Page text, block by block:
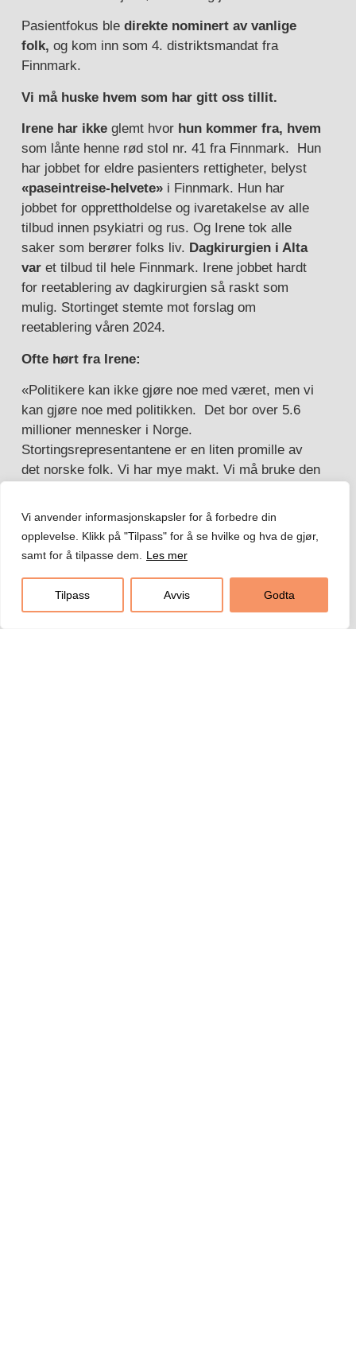
Vi anvender informasjonskapsler for å forbedre din
opplevelse. Klikk på "Tilpass" for å se hvilke og hva de gjør,
samt for å tilpasse dem.
Les mer
Tilpass Avvis Godta
Pasientfokus ble direkte nominert av vanlige
folk, og kom inn som 4. distriktsmandat fra
Finnmark.
Vi må huske hvem som har gitt oss tillit.
Irene har ikke glemt hvorhun kommer fra, hvem
som lånte henne rød stol nr. 41 fra Finnmark. Hun
har jobbet for eldre pasienters rettigheter, belyst
«paseintreise-helvete»i Finnmark. Hun har
jobbet for opprettholdelse og ivaretakelse av alle
tilbud innen psykiatri og rus. Og Irene tok alle
saker som berører folks liv. Dagkirurgien i Alta
varet tilbud til hele Finnmark. Irene jobbet hardt
for reetablering av dagkirurgien så raskt som
mulig. Stortinget stemte mot forslag om
reetablering våren 2024.
Ofte hørt fra Irene:
«Politikere kan ikke gjøre noe med været, men vi
kan gjøre noe med politikken. Det bor over 5.6
millioner mennesker i Norge.
Stortingsrepresentantene er en liten promille av
det norske folk. Vi har mye makt. Vi må bruke den
Pasientfokus jobber med dagsaktuelle saker
som angår Finnmark. Alt fra livets begynnelse og
til livets slutt. Irene har vært markant i jobben for
Finnmark i store og det som noen sier er små
saker. Hun har jobbet mot Kvotemeldingen, sikret